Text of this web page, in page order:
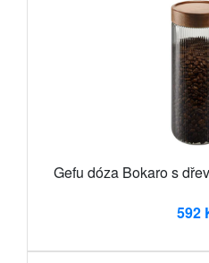
Gefu dóza Bokaro s
592